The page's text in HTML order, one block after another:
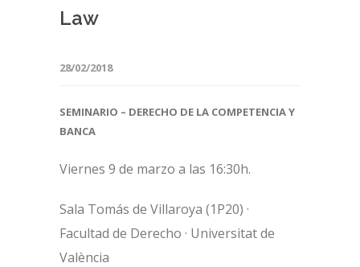
Law
28/02/2018
SEMINARIO – DERECHO DE LA COMPETENCIA Y
BANCA
Viernes 9 de marzo a las 16:30h.
Sala Tomás de Villaroya (1P20) ·
Facultad de Derecho · Universitat de
València